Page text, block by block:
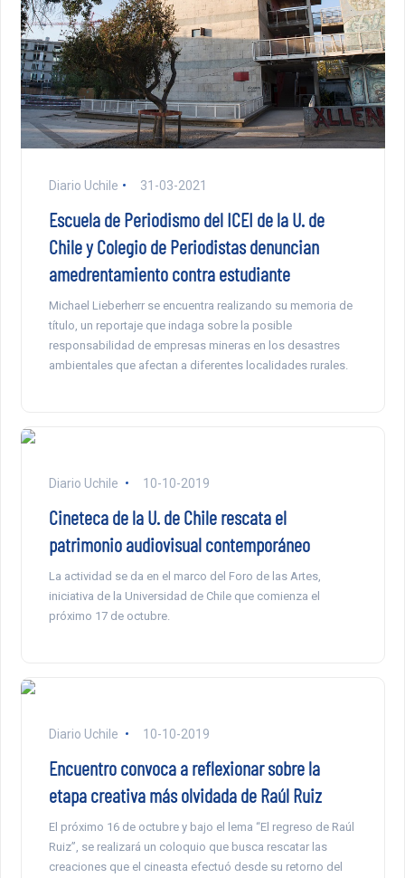
Diario Uchile 31-03-2021
Escuela de Periodismo del ICEI de la U. de
Chile y Colegio de Periodistas denuncian
amedrentamiento contra estudiante
Michael Lieberherr se encuentra realizando su memoria de
título, un reportaje que indaga sobre la posible
responsabilidad de empresas mineras en los desastres
ambientales que afectan a diferentes localidades rurales.
Diario Uchile 10-10-2019
Cineteca de la U. de Chile rescata el
patrimonio audiovisual contemporáneo
La actividad se da en el marco del Foro de las Artes,
iniciativa de la Universidad de Chile que comienza el
próximo 17 de octubre.
Diario Uchile 10-10-2019
Encuentro convoca a reflexionar sobre la
etapa creativa más olvidada de Raúl Ruiz
El próximo 16 de octubre y bajo el lema “El regreso de Raúl
Ruiz”, se realizará un coloquio que busca rescatar las
creaciones que el cineasta efectuó desde su retorno del